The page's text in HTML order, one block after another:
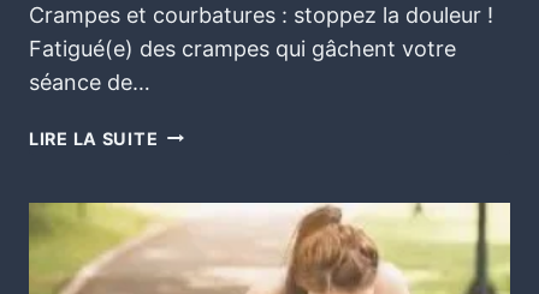
Crampes et courbatures : stoppez la douleur ! ️‍
Fatigué(e) des crampes qui gâchent votre
séance de…
LIRE LA SUITE